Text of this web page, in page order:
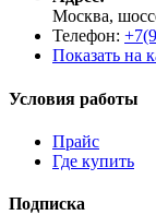
Москва,
Телефон:
Показать на
Условия работы
Прайс
Где купить
Подписка